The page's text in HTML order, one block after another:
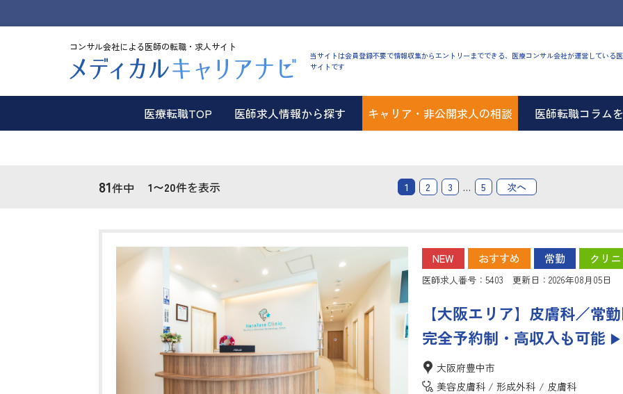
コンサル会社による医師の転職・求人サイト
当サイトは会員登録不要で情報収集からエントリーまでできる、医療コンサル会社が運営している
サイトです
医療転職TOP 医師求人情報から探す キャリア・非公開求人の相談 医師転職コラム
81件中 1〜20件を表示 1 2 3 … 5 次へ
NEW おすすめ 常勤 クリ
医師求人番号：5403 更新日：2026年08月05日
【大阪エリア】皮膚科／常
完全予約制・高収入も可能 ▶
大阪府豊中市
美容皮膚科
形成外科
皮膚科